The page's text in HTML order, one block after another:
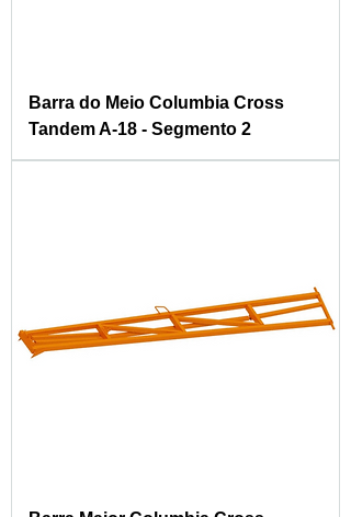
Barra do Meio Columbia Cross
Tandem A-18 - Segmento 2